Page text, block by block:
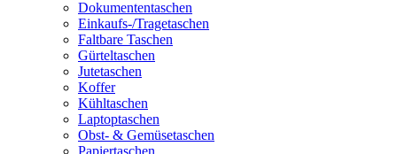
Dokumententaschen
Einkaufs-/Tragetaschen
Faltbare Taschen
Gürteltaschen
Jutetaschen
Koffer
Kühltaschen
Laptoptaschen
Obst- & Gemüsetaschen
Papiertaschen